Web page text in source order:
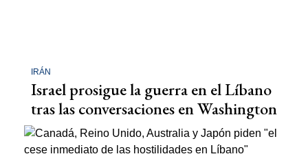
IRÁN
Israel prosigue la guerra en el Líbano
tras las conversaciones en Washington